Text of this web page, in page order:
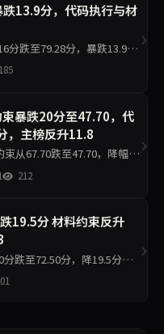
13.9分，代码执行与材
分跌至79.28分，暴跌13.9
从90.90降至76.20，工程判
185
暴跌20分至47.70，代
，主榜反升11.8
从67.70跌至47.70，降幅20
。主榜从60.55升至72.34。
212
19.5分 材料约束反升
跌至72.50分，降19.5分；
；主榜从78.01分微降至